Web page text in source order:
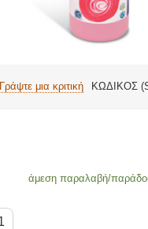
Γράψτε μια κριτική ΚΩΔΙΚΟΣ
άμεση παραλαβή/